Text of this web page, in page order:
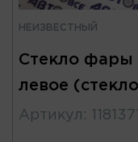
НЕИЗВЕСТНЫЙ
Стекло фары
левое
Артикул :